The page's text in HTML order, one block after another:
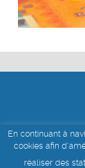
En continuant à
cookies afin
réaliser des